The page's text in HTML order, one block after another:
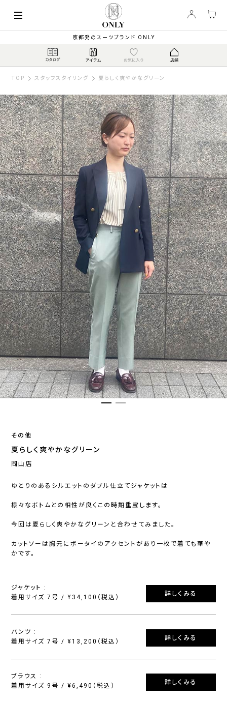
京都発のスーツブランド ONLY
TOP スタッフスタイリング 夏らしく爽やかなグリーン
その他
夏らしく爽やかなグリーン
岡山店
ゆとりのあるシルエットのダブル仕立てジャケットは
様々なボトムとの相性が良くこの時期重宝します。
今回は夏らしく爽やかなグリーンと合わせてみました。
カットソーは胸元にボータイのアクセントがあり一枚で着ても華や
かです。
ジャケット :
着用サイズ 7号 / ¥34,100（税込）
詳しくみる
パンツ :
着用サイズ 7号 / ¥13,200（税込）
詳しくみる
ブラウス :
着用サイズ 9号 / ¥6,490（税込）
詳しくみる